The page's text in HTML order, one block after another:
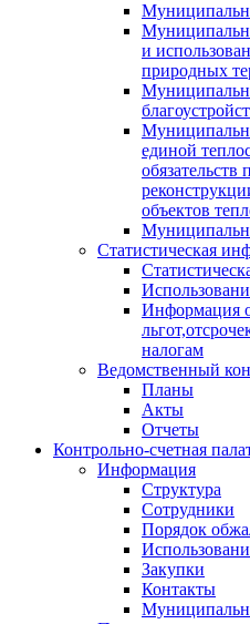
и
природных
единой
обязательств
объектов
Статистическая
Информация
налогам
Ведомственный
Планы
Акты
Отчеты
Контрольно-счетная
Информация
Структура
Сотрудники
Порядок
Закупки
Контакты